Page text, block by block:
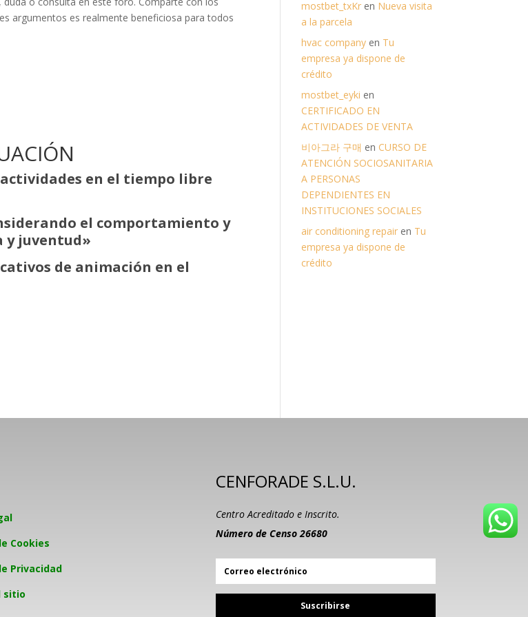
argumentos es realmente beneficiosa para todos
en el tiempo libre
el comportamiento y
y juventud»
de animación en el
mostbet_txKr en Nueva visita
a la parcela
hvac company en Tu
empresa ya dispone de
crédito
mostbet_eyki en
CERTIFICADO EN
ACTIVIDADES DE VENTA
비아그라 구매 en CURSO DE
ATENCIÓN SOCIOSANITARIA
A PERSONAS
DEPENDIENTES EN
INSTITUCIONES SOCIALES
air conditioning repair en Tu
empresa ya dispone de
crédito
Cookies
Privacidad
sitio
CENFORADE S.L.U.
Centro Acreditado e Inscrito.
Número de Censo 26680
Suscribirse